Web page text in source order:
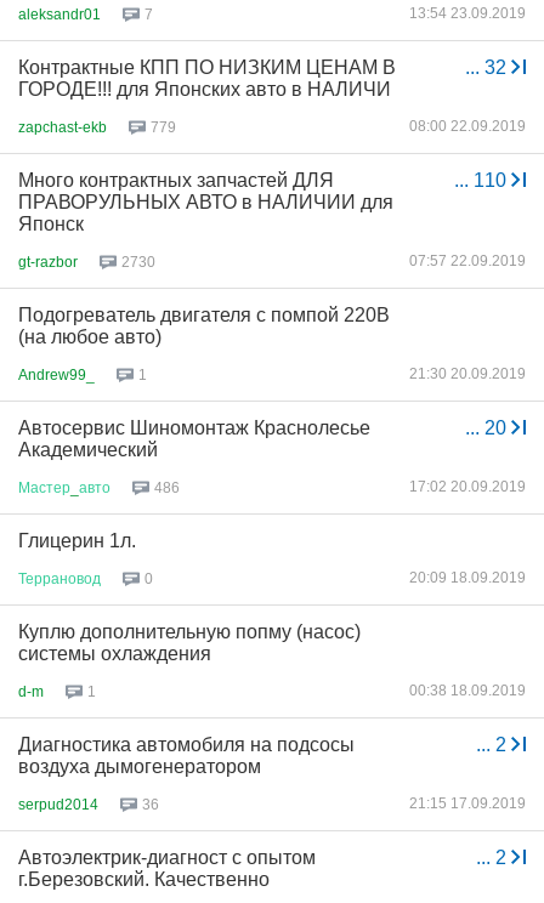
aleksandr01 7 13:54 23.09.2019
... 32
Контрактные КПП ПО НИЗКИМ ЦЕНАМ В
ГОРОДЕ!!! для Японских авто в НАЛИЧИ
zapchast-ekb 779 08:00 22.09.2019
... 110
Много контрактных запчастей ДЛЯ
ПРАВОРУЛЬНЫХ АВТО в НАЛИЧИИ для
Японск
gt-razbor 2730 07:57 22.09.2019
Подогреватель двигателя с помпой 220В
(на любое авто)
Andrew99_ 1 21:30 20.09.2019
... 20
Автосервис Шиномонтаж Краснолесье
Академический
Мастер авто 486 17:02 20.09.2019
Глицерин 1л.
Террановод 0 20:09 18.09.2019
Куплю дополнительную попму (насос)
системы охлаждения
d-m 1 00:38 18.09.2019
... 2
Диагностика автомобиля на подсосы
воздуха дымогенератором
serpud2014 36 21:15 17.09.2019
... 2
Автоэлектрик-диагност с опытом
г.Березовский. Качественно